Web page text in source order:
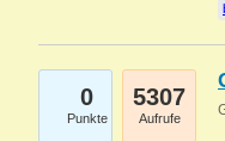
0
Punkte
5307
Aufrufe